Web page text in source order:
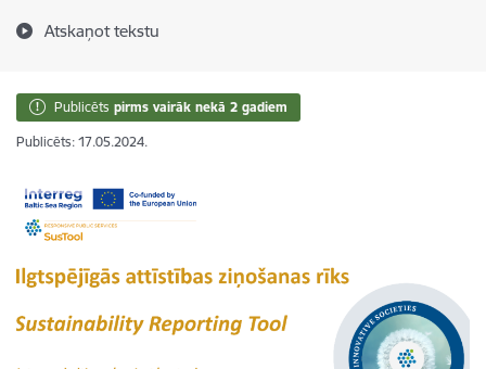
Atskaņot tekstu
Publicēts pirms vairāk nekā 2 gadiem
Publicēts: 17.05.2024.